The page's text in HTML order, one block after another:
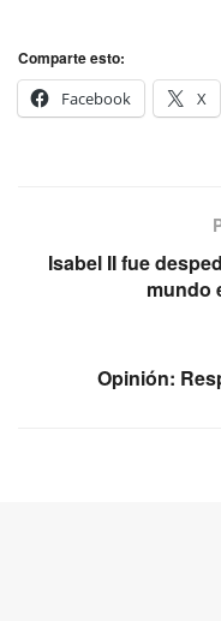
Comparte esto:
Facebook
X
Isabel II fue
mundo
Opinión: